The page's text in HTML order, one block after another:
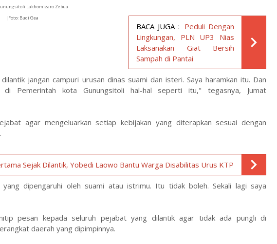
Lakhomizaro Zebua
|Foto: Budi Gea
BACA JUGA : Peduli Dengan
Lingkungan, PLN UP3 Nias
Laksanakan Giat Bersih
Sampah di Pantai
jangan campuri urusan dinas suami dan isteri. Saya haramkan itu. Dan
di Pemerintah kota Gunungsitoli hal-hal seperti itu," tegasnya, Jumat
agar mengeluarkan setiap kebijakan yang diterapkan sesuai dengan
Sejak Dilantik, Yobedi Laowo Bantu Warga Disabilitas Urus KTP
yang dipengaruhi oleh suami atau istrimu. Itu tidak boleh. Sekali lagi saya
pesan kepada seluruh pejabat yang dilantik agar tidak ada pungli di
daerah yang dipimpinnya.